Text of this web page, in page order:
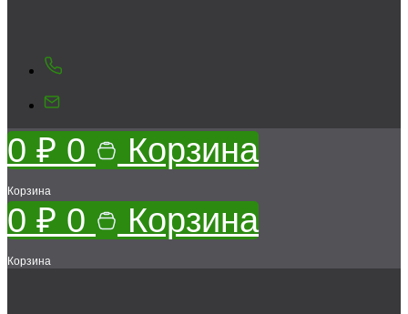
0 ₽ 0 Корзина
Корзина
0 ₽ 0 Корзина
Корзина